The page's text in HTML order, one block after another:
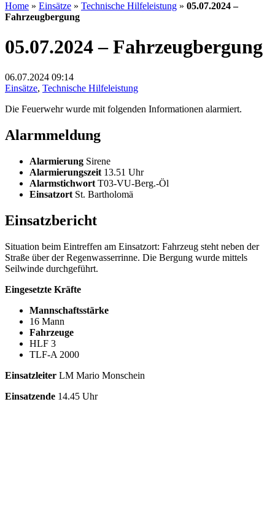
Home » Einsätze » Technische Hilfeleistung » 05.07.2024 –
Fahrzeugbergung
05.07.2024 – Fahrzeugbergung
06.07.2024 09:14
Einsätze, Technische Hilfeleistung
Die Feuerwehr wurde mit folgenden Informationen alarmiert.
Alarmmeldung
Alarmierung Sirene
Alarmierungszeit 13.51 Uhr
Alarmstichwort T03-VU-Berg.-Öl
Einsatzort St. Bartholomä
Einsatzbericht
Situation beim Eintreffen am Einsatzort: Fahrzeug steht neben der
Straße über der Regenwasserrinne. Die Bergung wurde mittels
Seilwinde durchgeführt.
Eingesetzte Kräfte
Mannschaftsstärke
16 Mann
Fahrzeuge
HLF 3
TLF-A 2000
Einsatzleiter LM Mario Monschein
Einsatzende 14.45 Uhr